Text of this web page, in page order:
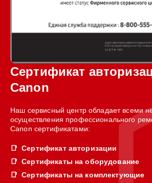
Сертификат
Canon
Наш сервисный центр обладает всеми
осуществления профессионального
Canon сертификатами:
Сертификат авторизации
Сертификаты на оборудование
Сертификаты на комплектующие